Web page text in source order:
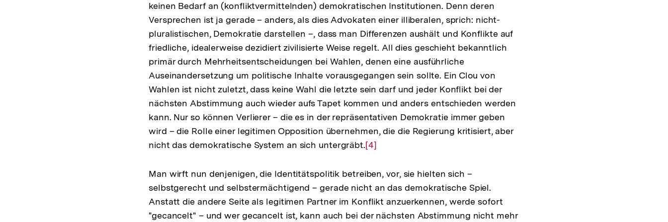
Fußnote
keinen Bedarf an (konfliktvermittelnden) demokratischen Institutionen. Denn deren
Versprechen ist ja gerade – anders, als dies Advokaten einer illiberalen, sprich: nicht-
pluralistischen, Demokratie darstellen –, dass man Differenzen aushält und Konflikte auf
friedliche, idealerweise dezidiert zivilisierte Weise regelt. All dies geschieht bekanntlich
primär durch Mehrheitsentscheidungen bei Wahlen, denen eine ausführliche
Auseinandersetzung um politische Inhalte vorausgegangen sein sollte. Ein Clou von
Wahlen ist nicht zuletzt, dass keine Wahl die letzte sein darf und jeder Konflikt bei der
nächsten Abstimmung auch wieder aufs Tapet kommen und anders entschieden werden
kann. Nur so können Verlierer – die es in der repräsentativen Demokratie immer geben
wird – die Rolle einer legitimen Opposition übernehmen, die die Regierung kritisiert, aber
nicht das demokratische System an sich untergräbt.Zur
der
Fußnote
[4]
Man wirft nun denjenigen, die Identitätspolitik betreiben, vor, sie hielten sich –
selbstgerecht und selbstermächtigend – gerade nicht an das demokratische Spiel.
Anstatt die andere Seite als legitimen Partner im Konflikt anzuerkennen, werde sofort
"gecancelt" – und wer gecancelt ist, kann auch bei der nächsten Abstimmung nicht mehr